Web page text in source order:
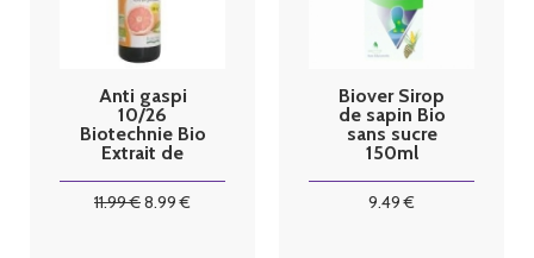
Anti gaspi
10/26
Biotechnie Bio
Extrait de
e 1200mg - 30
11.99€8.99 €
Biover Sirop
de sapin Bio
sans sucre
150ml
9.49 €